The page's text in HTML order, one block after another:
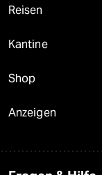
Reisen
Kantine
Shop
Anzeigen